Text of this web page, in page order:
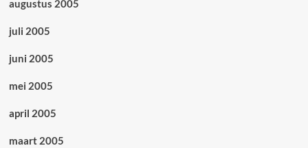
augustus 2005
juli 2005
juni 2005
mei 2005
april 2005
maart 2005